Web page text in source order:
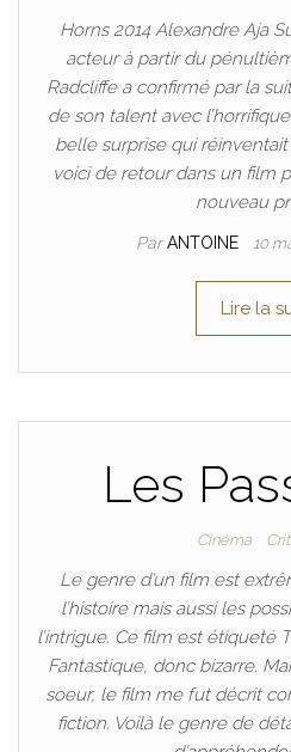
Horns 2014 Alexandre Aja
acteur à partir du
Radcliffe a confirmé par la
de son talent avec
belle surprise qui
voici de retour dans un film
nouveau
ParANTOINE 10
Lire la
Les
Cinéma
Le genre d’un film est
l’histoire mais aussi les
l’intrigue. Ce film est étiqueté
Fantastique, donc bizarre.
soeur, le film me fut décrit
fiction. Voilà le genre de